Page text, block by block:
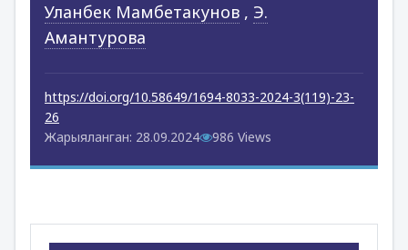
Уланбек Мамбетакунов , Э.
Амантурова
https://doi.org/10.58649/1694-8033-2024-3(119)-23-
26
Жарыяланган: 28.09.2024
986 Views